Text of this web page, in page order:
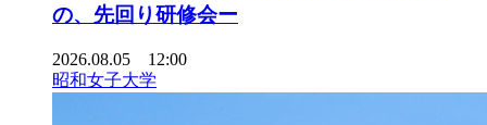
の、先回り研修会ー
2026.08.05 12:00
昭和女子大学